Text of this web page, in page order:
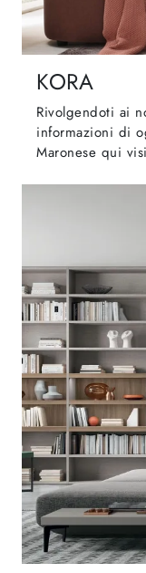
KORA
Rivolgendoti ai
informazioni di
Maronese qui